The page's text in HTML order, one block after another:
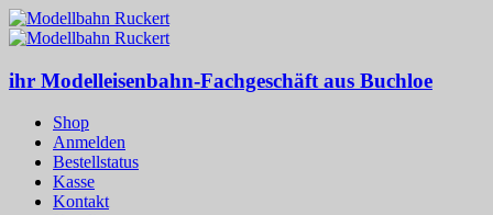
ihr Modelleisenbahn-Fachgeschäft aus Buchloe
Shop
Anmelden
Bestellstatus
Kasse
Kontakt